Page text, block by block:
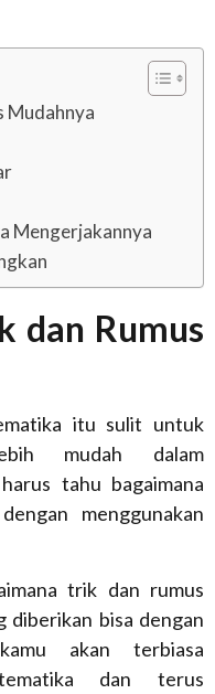
Mudahnya
Mengerjakannya
dan Rumus
itu sulit untuk
mudah dalam
tahu bagaimana
menggunakan
trik dan rumus
diberikan bisa dengan
akan terbiasa
dan terus